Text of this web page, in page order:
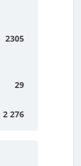
2305
29
2 276